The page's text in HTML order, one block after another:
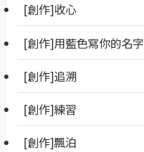
[創作]收心
[創作]用藍色寫你的名字
[創作]追溯
[創作]練習
[創作]飄泊